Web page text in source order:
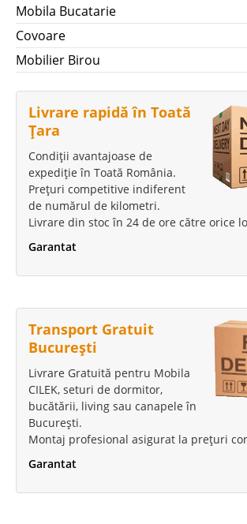
Mobila Bucatarie
Covoare
Mobilier Birou
Livrare rapidă în Toată
Țara
Condiții avantajoase de
expediție în Toată România.
Prețuri competitive indiferent
de numărul de kilometri.
Livrare din stoc în 24 de ore către orice
Garantat
Transport Gratuit
București
Livrare Gratuită pentru Mobila
CILEK, seturi de dormitor,
bucătării, living sau canapele în
București.
Montaj profesional asigurat la prețuri
Garantat